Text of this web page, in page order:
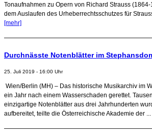
Tonaufnahmen zu Opern von Richard Strauss
dem Auslaufen des Urheberrechtsschutzes für
[mehr]
Durchnässte Notenblätter im
25. Juli 2019 - 16:00 Uhr
Wien/Berlin (MH) – Das historische Musikarchiv im
ein Jahr nach einem Wasserschaden gerettet.
einzigartige Notenblätter aus drei Jahrhunderten
aufbereitet, teilte die Österreichische Akademie der ...